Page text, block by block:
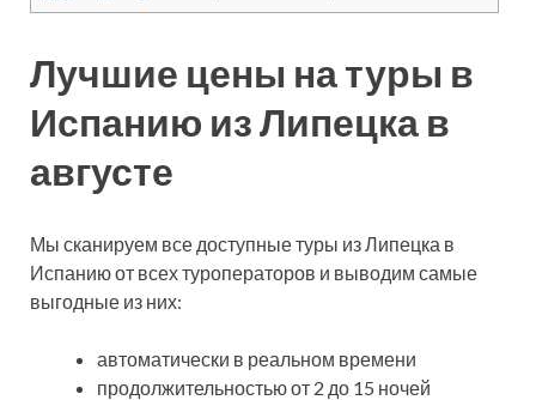
Лучшие цены на туры в
Испанию из Липецка в
августе
Мы сканируем все доступные туры из Липецка в
Испанию от всех туроператоров и выводим самые
выгодные из них:
автоматически в реальном времени
продолжительностью от 2 до 15 ночей